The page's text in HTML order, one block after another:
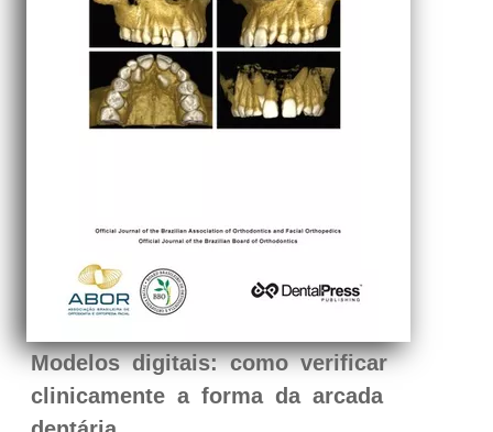
Modelos digitais: como verificar
clinicamente a forma da arcada